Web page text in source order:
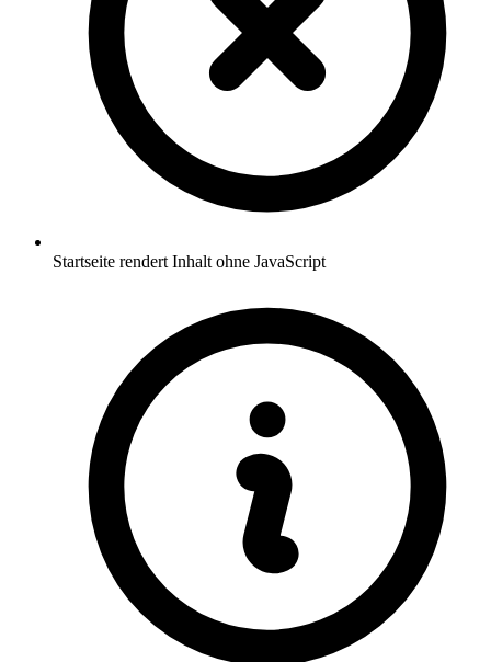
Startseite rendert Inhalt ohne JavaScript